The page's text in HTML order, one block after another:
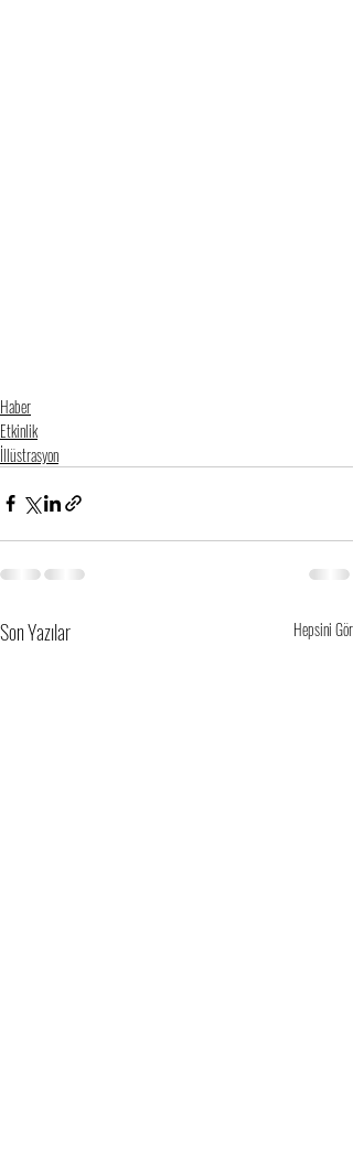
Haber
Etkinlik
İllüstrasyon
Son Yazılar Hepsini Gör